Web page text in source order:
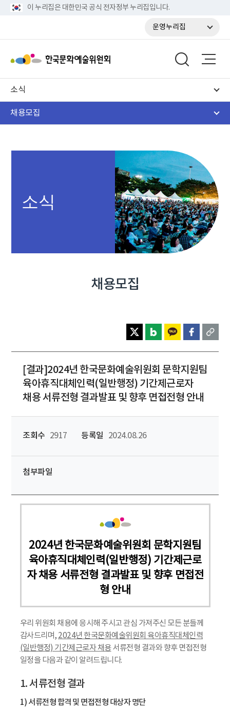
이 누리집은 대한민국 공식 전자정부 누리집입니다.
운영누리집
소식
채용모집
소식
채용모집
[결과]2024년 한국문화예술위원회 문학지원팀
육아휴직대체인력(일반행정) 기간제근로자
채용 서류전형 결과발표 및 향후 면접전형 안내
조회수 2917 등록일 2024.08.26
첨부파일
2024년 한국문화예술위원회 문학지원팀
육아휴직대체인력(일반행정) 기간제근로
자 채용 서류전형 결과발표 및 향후 면접전
형 안내
우리 위원회 채용에 응시해 주시고 관심 가져주신 모든 분들께
감사드리며, 2024년 한국문화예술위원회 육아휴직대체인력
(일반행정) 기간제근로자 채용서류전형 결과와 향후 면접전형
일정을 다음과 같이 알려드립니다.
1. 서류전형 결과
1) 서류전형 합격 및 면접전형 대상자 명단